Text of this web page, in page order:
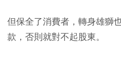
但保全了消費者，轉身雄獅
款，否則就對不起股東。